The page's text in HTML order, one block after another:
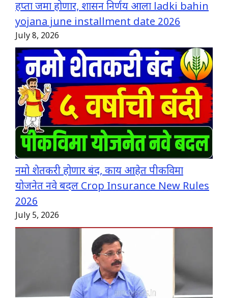
हप्ता जमा होणार, शासन निर्णय आला ladki bahin
yojana june installment date 2026
July 8, 2026
नमो शेतकरी होणार बंद, काय आहेत पीकविमा
योजनेत नवे बदल Crop Insurance New Rules
2026
July 5, 2026